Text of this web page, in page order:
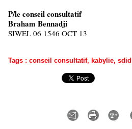
P/le conseil consultatif
Braham Bennadji
SIWEL 06 1546 OCT 13
Tags : conseil consultatif, kabylie,